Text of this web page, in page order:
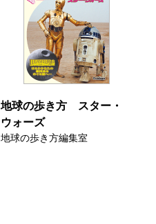
地球の歩き方 スター・
ウォーズ
地球の歩き方編集室